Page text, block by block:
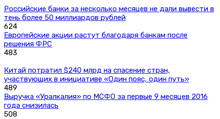
Российские банки за несколько месяцев не дали вывести в
тень более 50 миллиардов рублей
624
Европейские акции растут благодаря банкам после
решения ФРС
483
Китай потратил $240 млрд на спасение стран,
участвующих в инициативе «Один пояс, один путь»
489
Выручка «Уралкалия» по МСФО за первые 9 месяцев 2016
года снизилась
508